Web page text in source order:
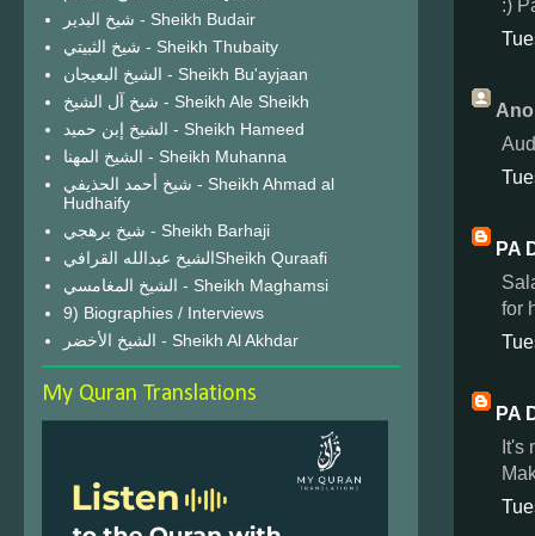
PA
for
PA
It's
شيخ البدير - Sheikh Budair
شيخ الثبيتي - Sheikh Thubaity
الشيخ البعيجان - Sheikh Bu'ayjaan
شيخ آل الشيخ - Sheikh Ale Sheikh
الشيخ إبن حميد - Sheikh Hameed
الشيخ المهنا - Sheikh Muhanna
شيخ أحمد الحذيفي - Sheikh Ahmad al
Hudhaify
شيخ برهجي - Sheikh Barhaji
الشيخ عبدالله القرافيSheikh Quraafi
الشيخ المغامسي - Sheikh Maghamsi
9) Biographies / Interviews
الشيخ الأخضر - Sheikh Al Akhdar
My Quran Translations